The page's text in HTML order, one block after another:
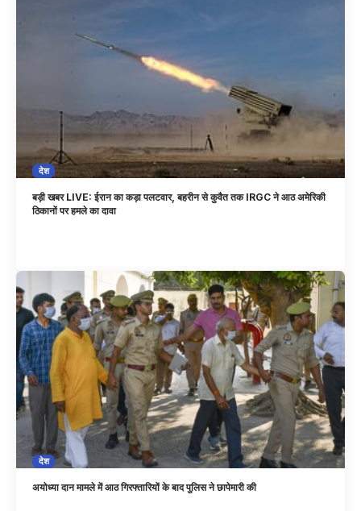
देश
बड़ी खबर LIVE: ईरान का कड़ा पलटवार, बहरीन से कुवैत तक IRGC ने आठ अमेरिकी
ठिकानों पर हमले का दावा
देश
अयोध्या दान मामले में आठ गिरफ्तारियों के बाद पुलिस ने छापेमारी की